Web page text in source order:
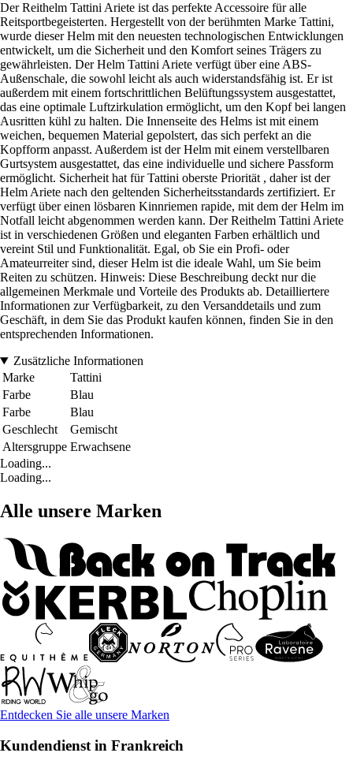
Der Reithelm Tattini Ariete ist das perfekte Accessoire für alle
Reitsportbegeisterten. Hergestellt von der berühmten Marke Tattini,
wurde dieser Helm mit den neuesten technologischen Entwicklungen
entwickelt, um die Sicherheit und den Komfort seines Trägers zu
gewährleisten. Der Helm Tattini Ariete verfügt über eine ABS-
Außenschale, die sowohl leicht als auch widerstandsfähig ist. Er ist
außerdem mit einem fortschrittlichen Belüftungssystem ausgestattet,
das eine optimale Luftzirkulation ermöglicht, um den Kopf bei langen
Ausritten kühl zu halten. Die Innenseite des Helms ist mit einem
weichen, bequemen Material gepolstert, das sich perfekt an die
Kopfform anpasst. Außerdem ist der Helm mit einem verstellbaren
Gurtsystem ausgestattet, das eine individuelle und sichere Passform
ermöglicht. Sicherheit hat für Tattini oberste Priorität , daher ist der
Helm Ariete nach den geltenden Sicherheitsstandards zertifiziert. Er
verfügt über einen lösbaren Kinnriemen rapide, mit dem der Helm im
Notfall leicht abgenommen werden kann. Der Reithelm Tattini Ariete
ist in verschiedenen Größen und eleganten Farben erhältlich und
vereint Stil und Funktionalität. Egal, ob Sie ein Profi- oder
Amateurreiter sind, dieser Helm ist die ideale Wahl, um Sie beim
Reiten zu schützen. Hinweis: Diese Beschreibung deckt nur die
allgemeinen Merkmale und Vorteile des Produkts ab. Detailliertere
Informationen zur Verfügbarkeit, zu den Versanddetails und zum
Geschäft, in dem Sie das Produkt kaufen können, finden Sie in den
entsprechenden Informationen.
Zusätzliche Informationen
Marke
Tattini
Farbe
Blau
Farbe
Blau
Geschlecht
Gemischt
Altersgruppe Erwachsene
Loading...
Loading...
Alle unsere Marken
Entdecken Sie alle unsere Marken
Kundendienst in Frankreich